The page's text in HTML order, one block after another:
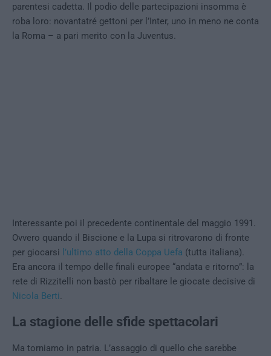
parentesi cadetta. Il podio delle partecipazioni insomma è
roba loro: novantatré gettoni per l’Inter, uno in meno ne conta
la Roma – a pari merito con la Juventus.
Interessante poi il precedente continentale del maggio 1991.
Ovvero quando il Biscione e la Lupa si ritrovarono di fronte
per giocarsi l’ultimo atto della Coppa Uefa (tutta italiana).
Era ancora il tempo delle finali europee “andata e ritorno”: la
rete di Rizzitelli non bastò per ribaltare le giocate decisive di
Nicola Berti.
La stagione delle sfide spettacolari
Ma torniamo in patria. L’assaggio di quello che sarebbe